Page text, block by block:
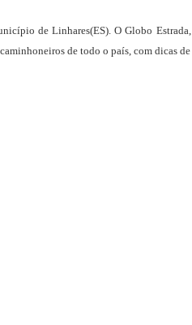
de Linhares(ES). O Globo Estrada,
de todo o país, com dicas de